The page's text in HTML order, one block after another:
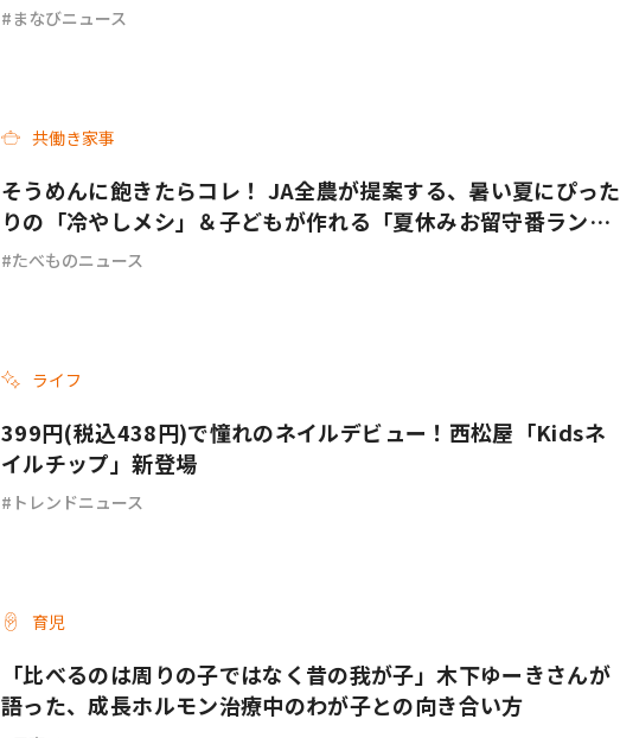
まなびニュース
共働き家事
そうめんに飽きたらコレ！ JA全農が提案する、暑い夏にぴった
りの「冷やしメシ」＆子どもが作れる「夏休みお留守番ラン
チ」各3選
たべものニュース
ライフ
399円(税込438円)で憧れのネイルデビュー！西松屋「Kidsネ
イルチップ」新登場
トレンドニュース
育児
「比べるのは周りの子ではなく昔の我が子」木下ゆーきさんが
語った、成長ホルモン治療中のわが子との向き合い方